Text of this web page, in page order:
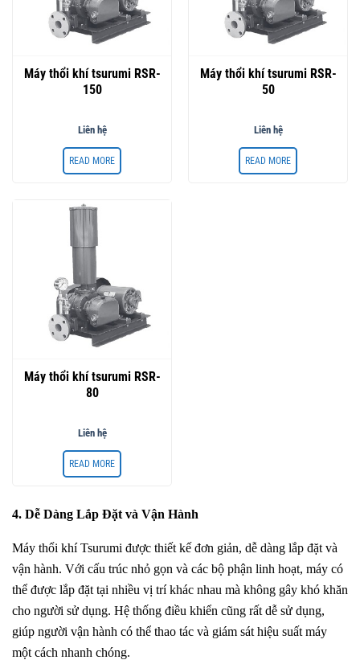
Máy thổi khí tsurumi RSR-
150
Liên hệ
READ MORE
Máy thổi khí tsurumi RSR-
50
Liên hệ
READ MORE
Máy thổi khí tsurumi RSR-
80
Liên hệ
READ MORE
4. Dễ Dàng Lắp Đặt và Vận Hành
Máy thổi khí Tsurumi được thiết kế đơn giản, dễ dàng lắp đặt và
vận hành. Với cấu trúc nhỏ gọn và các bộ phận linh hoạt, máy có
thể được lắp đặt tại nhiều vị trí khác nhau mà không gây khó khăn
cho người sử dụng. Hệ thống điều khiển cũng rất dễ sử dụng,
giúp người vận hành có thể thao tác và giám sát hiệu suất máy
một cách nhanh chóng.